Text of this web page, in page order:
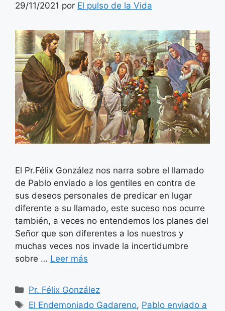
29/11/2021 por El pulso de la Vida
El Pr.Félix González nos narra sobre el llamado
de Pablo enviado a los gentiles en contra de
sus deseos personales de predicar en lugar
diferente a su llamado, este suceso nos ocurre
también, a veces no entendemos los planes del
Señor que son diferentes a los nuestros y
muchas veces nos invade la incertidumbre
sobre … Leer más
Categorías
Pr. Félix González
Etiquetas
El Endemoniado Gadareno, Pablo enviado a